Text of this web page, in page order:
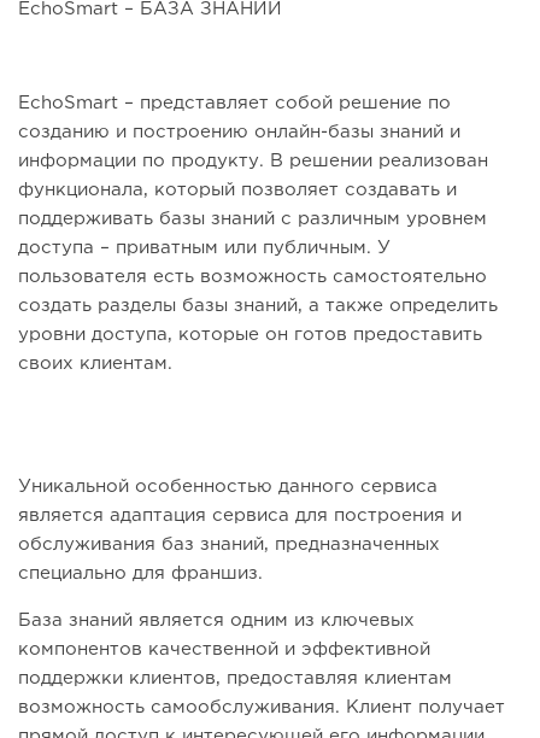
EchoSmart – БАЗА ЗНАНИЙ
EchoSmart – представляет собой решение по
созданию и построению онлайн-базы знаний и
информации по продукту. В решении реализован
функционала, который позволяет создавать и
поддерживать базы знаний с различным уровнем
доступа – приватным или публичным. У
пользователя есть возможность самостоятельно
создать разделы базы знаний, а также определить
уровни доступа, которые он готов предоставить
своих клиентам.
Уникальной особенностью данного сервиса
является адаптация сервиса для построения и
обслуживания баз знаний, предназначенных
специально для франшиз.
База знаний является одним из ключевых
компонентов качественной и эффективной
поддержки клиентов, предоставляя клиентам
возможность самообслуживания. Клиент получает